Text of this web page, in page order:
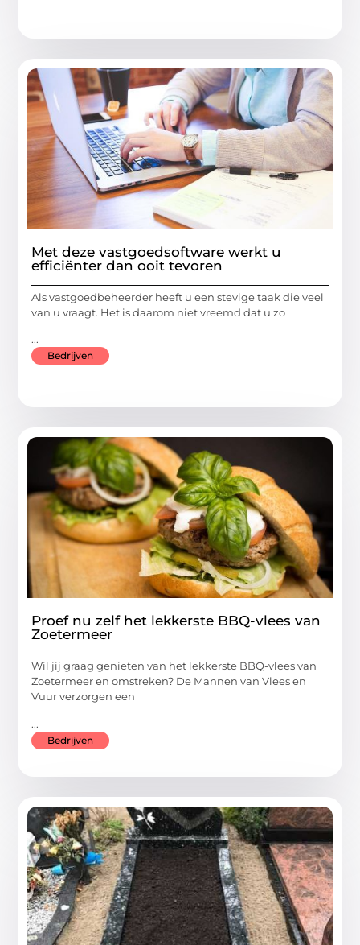
Met deze vastgoedsoftware werkt u
efficiënter dan ooit tevoren
Als vastgoedbeheerder heeft u een stevige taak die veel
van u vraagt. Het is daarom niet vreemd dat u zo
...
Bedrijven
Proef nu zelf het lekkerste BBQ-vlees van
Zoetermeer
Wil jij graag genieten van het lekkerste BBQ-vlees van
Zoetermeer en omstreken? De Mannen van Vlees en
Vuur verzorgen een
...
Bedrijven